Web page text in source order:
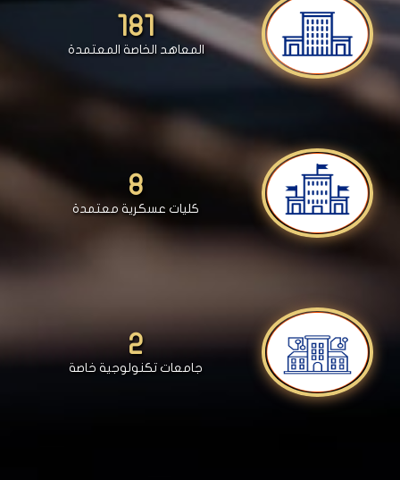
181
المعاهد الخاصة المعتمدة
8
كليات عسكرية معتمدة
2
جامعات تكنولوجية خاصة